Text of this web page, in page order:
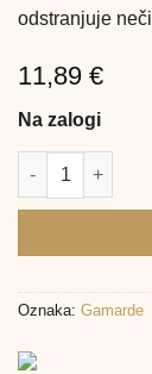
odstranjuje
11,89 €
Na zalogi
Gamarde
Oznaka: Gamarde